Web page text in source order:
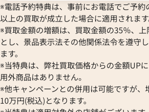
※電話予約特典は、事前にお電話でご予約
以上の買取が成立した場合に適用されます
※買取金額の増額は、買取金額の35％、
とし、景品表示法その他関係法令を遵守
ます。
※当特典は、弊社買取価格からの金額UP
用外商品はありません。
※他キャンペーンとの併用は可能ですが、
10万円(税込)となります。